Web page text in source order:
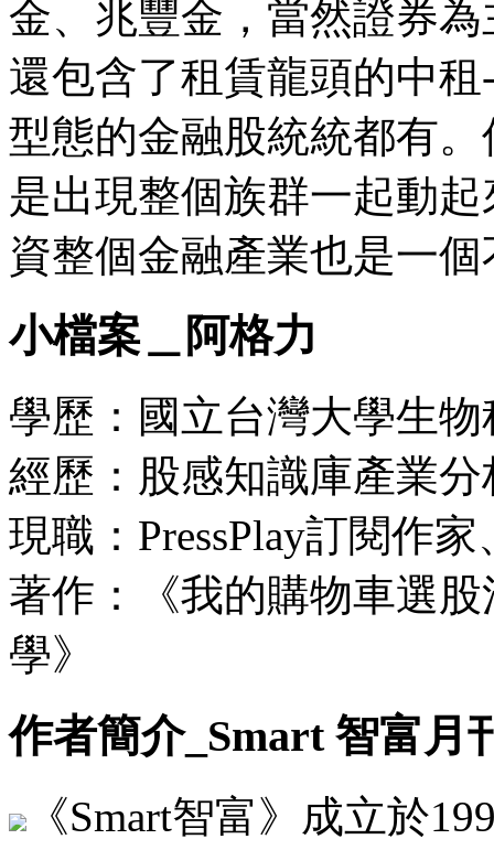
金、兆豐金，當然證券
還包含了租賃龍頭的中
型態的金融股統統都有
是出現整個族群一起動
資整個金融產業也是一
小檔案＿阿格力
學歷：國立台灣大學生
經歷：股感知識庫產業
現職：PressPlay訂閱作
著作：《我的購物車選
學》
作者簡介_Smart 智富月
《Smart智富》成立於